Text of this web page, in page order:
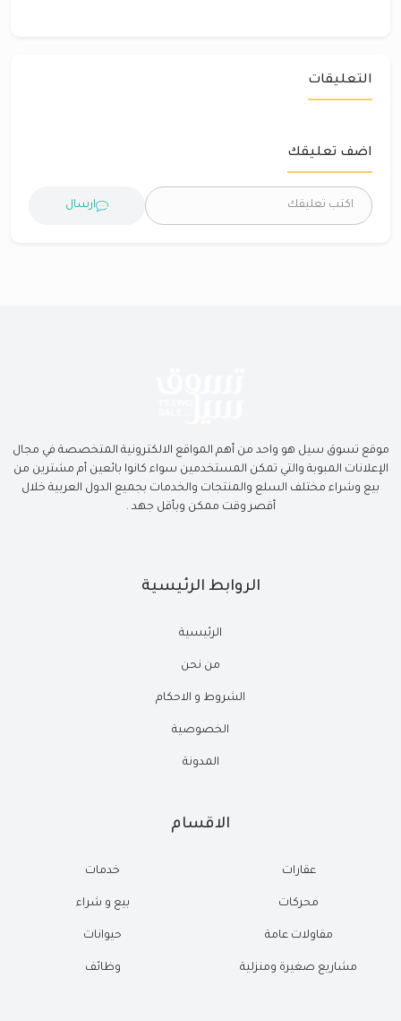
التعليقات
اضف تعليقك
ارسال
موقع تسوق سيل هو واحد من أهم المواقع الالكترونية المتخصصة في مجال
الإعلانات المبوبة والتي تمكن المستخدمين سواء كانوا بائعين أم مشترين من
بيع وشراء مختلف السلع والمنتجات والخدمات بجميع الدول العربية خلال
أقصر وقت ممكن وبأقل جهد .
الروابط الرئيسية
الرئيسية
من نحن
الشروط و الاحكام
الخصوصية
المدونة
الاقسام
عقارات
محركات
مقاولات عامة
مشاريع صغيرة ومنزلية
خدمات
بيع و شراء
حيوانات
وظائف